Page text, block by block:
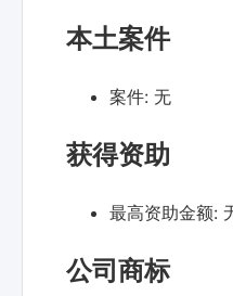
本土案件
案件: 无
获得资助
最高资助金额:
公司商标